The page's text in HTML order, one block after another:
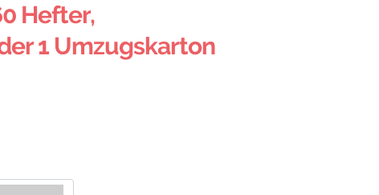
Hefter,
1 Umzugskarton